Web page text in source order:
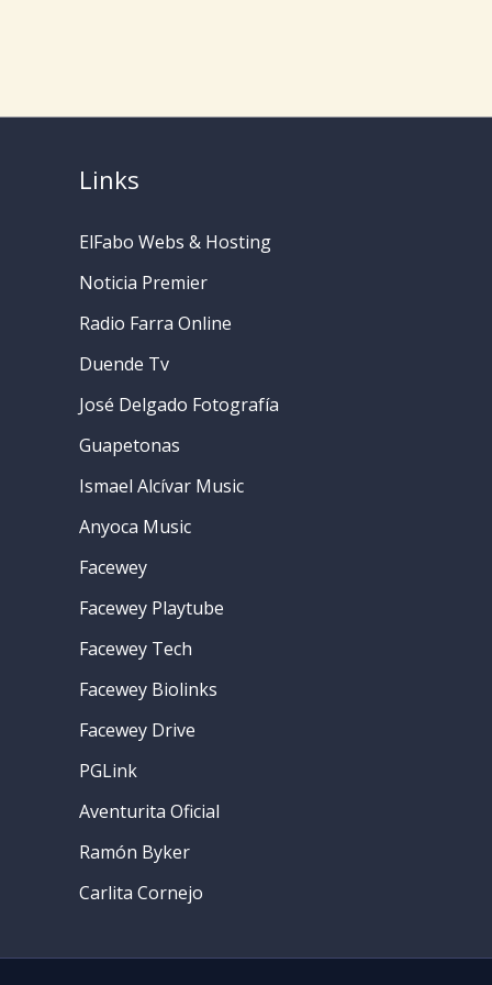
Links
ElFabo Webs & Hosting
Noticia Premier
Radio Farra Online
Duende Tv
José Delgado Fotografía
Guapetonas
Ismael Alcívar Music
Anyoca Music
Facewey
Facewey Playtube
Facewey Tech
Facewey Biolinks
Facewey Drive
PGLink
Aventurita Oficial
Ramón Byker
Carlita Cornejo